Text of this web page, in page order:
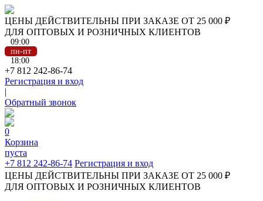
ЦЕНЫ ДЕЙСТВИТЕЛЬНЫ ПРИ ЗАКАЗЕ ОТ 25 000 ₽
ДЛЯ ОПТОВЫХ И РОЗНИЧНЫХ КЛИЕНТОВ
09:00
пн-пт
18:00
+7 812 242-86-74
Регистрация и вход
|
Обратный звонок
0
Корзина
пуста
+7 812 242-86-74 Регистрация и вход
ЦЕНЫ ДЕЙСТВИТЕЛЬНЫ ПРИ ЗАКАЗЕ ОТ 25 000 ₽
ДЛЯ ОПТОВЫХ И РОЗНИЧНЫХ КЛИЕНТОВ